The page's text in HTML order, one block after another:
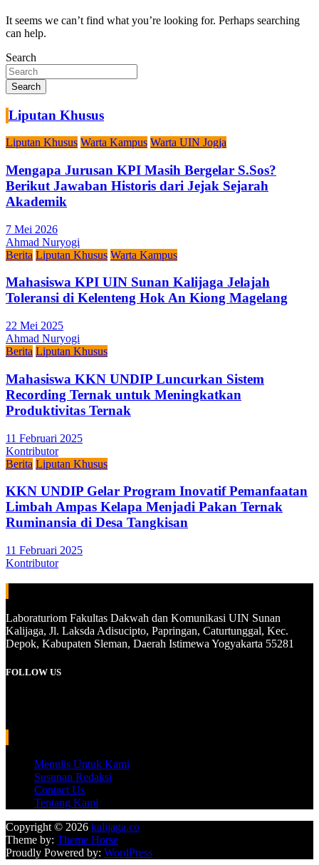
It seems we can’t find what you’re looking for. Perhaps searching
can help.
Search
Search
Liputan Khusus
Liputan Khusus Warta Kampus Warta UIN Jogja
Mengapa Jurusan KPI Masih Bergelar S.Sos?
Berikut Jawaban Historis dari Jejak Sejarah
Akademik
7 Mei 2026
Ahmad Nuryogi
Berita Liputan Khusus Warta Kampus
Mahasiswa KPI UIN Sunan Kalijaga Jelajah
Toleransi di Kelenteng Hok An Kiong Magelang
22 Mei 2025
Ahmad Nuryogi
Berita Liputan Khusus
Mahasiswa KKN UNDIP Luncurkan Sistem
Recording Ternak untuk Meningkatkan
Produktivitas Ternak
11 Februari 2025
Kontributor
Berita Liputan Khusus
KKN UNDIP Gelar Program Inovatif Pemanfaatan
Limbah Ampas Kelapa Menjadi Pakan Ternak
Ruminansia di Desa Tangkisan
11 Februari 2025
Kontributor
Laboraturiom Fakultas Dakwah dan Komunikasi UIN Sunan
Kalijaga, Jl. Laksda Adisucipto, Papringan, Caturtunggal, Kec.
Depok, Kabupaten Sleman, Daerah Istimewa Yogyakarta 55281
FOLLOW US
Menulis Untuk Kami
Susunan Redaksi
Contact Us
Tentang Kami
Copyright © 2026 kalijaga.co
Theme by: Theme Horse
Proudly Powered by: WordPress